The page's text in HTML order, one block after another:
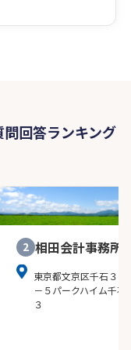
つ向き合って
る相手を探し
り取りを希望
回答ランキング
2 相田会計事務所
東京都文京区千石３－
－５パークハイム千石
３